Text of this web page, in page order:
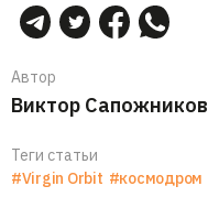
Автор
Виктор Сапожников
Теги статьи
#Virgin Orbit #космодром